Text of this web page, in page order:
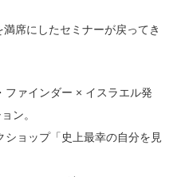
席にしたセミナーが戻ってき
ファインダー × イスラエル発
ン。
ショップ「史上最幸の自分を見